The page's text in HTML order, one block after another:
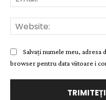
Salvați numele meu, adresa
browser pentru data viitoare i